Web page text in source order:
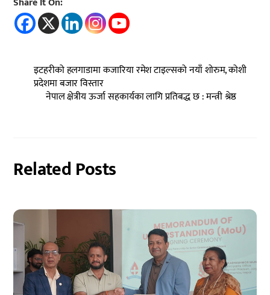
इटहरीको हलगाडामा कजारिया रमेश टाइल्सको नयाँ शोरुम, कोशी
प्रदेशमा बजार विस्तार
नेपाल क्षेत्रीय ऊर्जा सहकार्यका लागि प्रतिबद्ध छ : मन्त्री श्रेष्ठ
Related Posts